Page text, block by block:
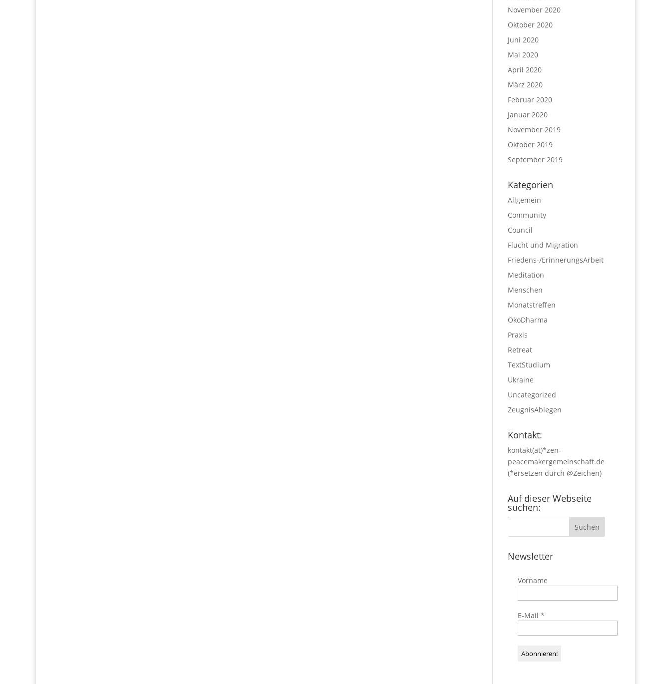
November 2020
Oktober 2020
Juni 2020
Mai 2020
April 2020
März 2020
Februar 2020
Januar 2020
November 2019
Oktober 2019
September 2019
Kategorien
Allgemein
Community
Council
Flucht und Migration
Friedens-/ErinnerungsArbeit
Meditation
Menschen
Monatstreffen
ÖkoDharma
Praxis
Retreat
TextStudium
Ukraine
Uncategorized
ZeugnisAblegen
Kontakt:
kontakt(at)*zen-
peacemakergemeinschaft.de
(*ersetzen durch @Zeichen)
Auf dieser Webseite
suchen:
Newsletter
Vorname
E-Mail *